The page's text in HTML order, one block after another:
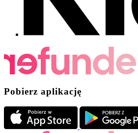
Pobierz aplikację